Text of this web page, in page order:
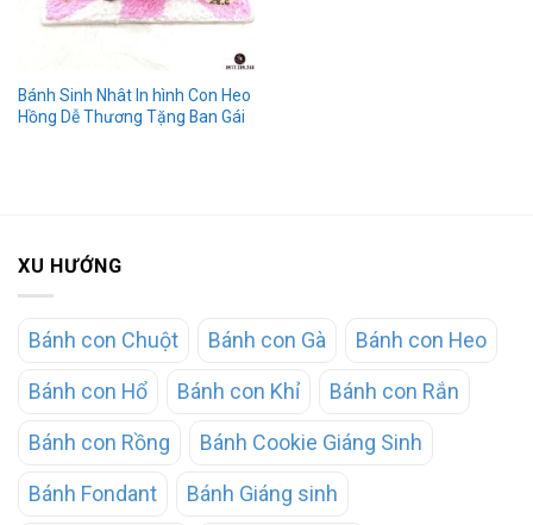
Bánh Sinh Nhât In hình Con Heo
Hồng Dễ Thương Tặng Ban Gái
XU HƯỚNG
Bánh con Chuột Bánh con Gà Bánh con Heo
Bánh con Hổ Bánh con Khỉ Bánh con Rắn
Bánh con Rồng Bánh Cookie Giáng Sinh
Bánh Fondant Bánh Giáng sinh